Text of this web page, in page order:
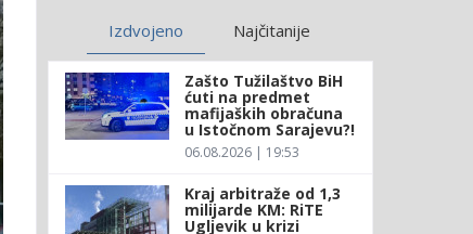
Izdvojeno Najčitanije
Zašto Tužilaštvo BiH
ćuti na predmet
mafijaških obračuna
u Istočnom Sarajevu?!
06.08.2026 | 19:53
Kraj arbitraže od 1,3
milijarde KM: RiTE
Ugljevik u krizi